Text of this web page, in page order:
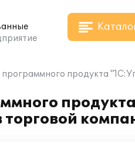
программного продукта
торговой